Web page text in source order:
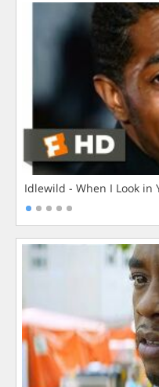
Idlewild - When I Look in